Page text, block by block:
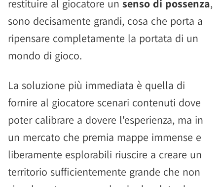
restituire al giocatore un senso di possenza,
sono decisamente grandi, cosa che porta a
ripensare completamente la portata di un
mondo di gioco.
La soluzione più immediata è quella di
fornire al giocatore scenari contenuti dove
poter calibrare a dovere l'esperienza, ma in
un mercato che premia mappe immense e
liberamente esplorabili riuscire a creare un
territorio sufficientemente grande che non